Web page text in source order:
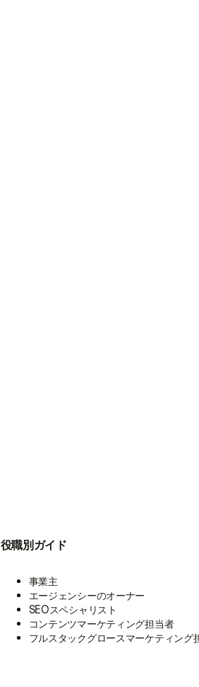
役職別ガイド
事業主
エージェンシーのオーナー
SEOスペシャリスト
コンテンツマーケティング担当者
フルスタックグロースマーケティング